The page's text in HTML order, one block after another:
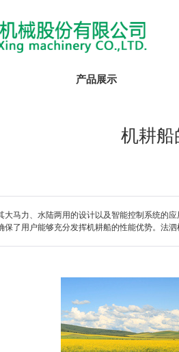
产品展示
机耕船
大马力、水陆两用的设计以及智能控制系统的
保了用户能够充分发挥机耕船的性能优势。法